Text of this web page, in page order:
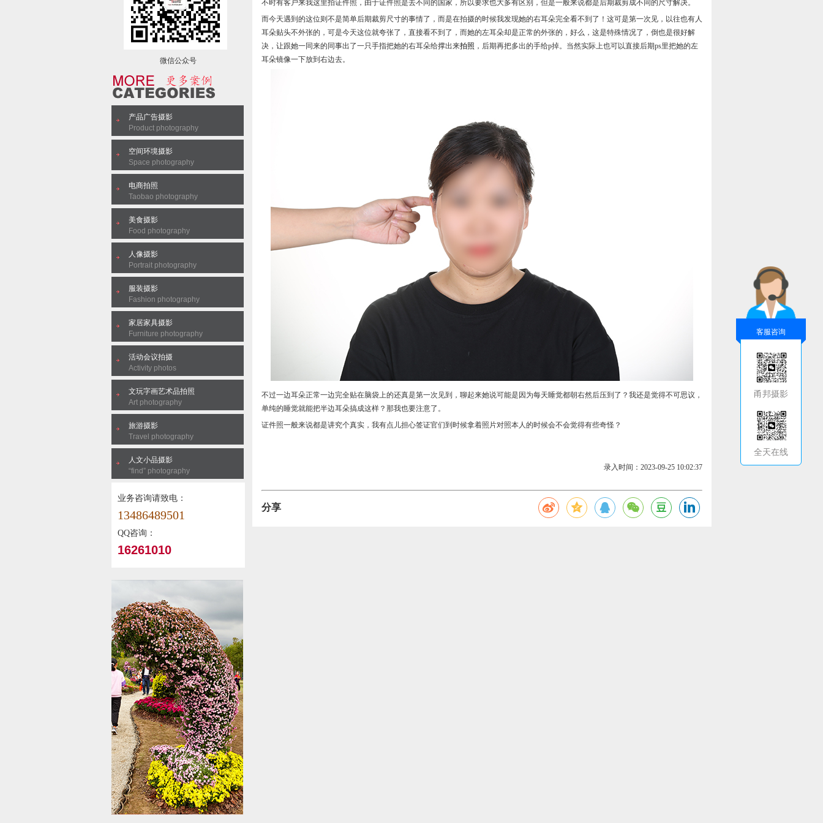
不时有客户来我这里拍证件照，由于证件照是去不同的国家，所以要求也大多有区别，但是一般来说都是后期裁剪成不同的尺寸解决。
而今天遇到的这位则不是简单后期裁剪尺寸的事情了，而是在拍摄的时候我发现她的右耳朵完全看不到了！这可是第一次见，以往也有人
耳朵贴头不外张的，可是今天这位就夸张了，直接看不到了，而她的左耳朵却是正常的外张的，好么，这是特殊情况了，倒也是很好解
决，让跟她一同来的同事出了一只手指把她的右耳朵给撑出来拍照 ，后期再把多出的手给p掉。当然实际上也可以直接后期ps里把她的左
耳朵镜像一下放到右边去。
不过一边耳朵正常一边完全贴在脑袋上的还真是第一次见到，聊起来她说可能是因为每天睡觉都朝右然后压到了？我还是觉得不可思议，
单纯的睡觉就能把半边耳朵搞成这样？那我也要注意了。
证件照一般来说都是讲究个真实，我有点儿担心签证官们到时候拿着照片对照本人的时候会不会觉得有些奇怪？
录入时间：2023-09-25 10:02:37
分享
微信公众号
产品广告摄影
Product photography
空间环境摄影
Space photography
电商拍照
Taobao photography
美食摄影
Food photography
人像摄影
Portrait photography
服装摄影
Fashion photography
家居家具摄影
Furniture photography
活动会议拍摄
Activity photos
文玩字画艺术品拍照
Art photography
旅游摄影
Travel photography
人文小品摄影
“find” photography
业务咨询请致电：
13486489501
QQ咨询：
16261010
客服咨询
甬邦摄影
全天在线